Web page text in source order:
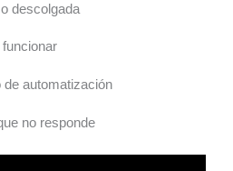
descolgada
de automatización
no responde